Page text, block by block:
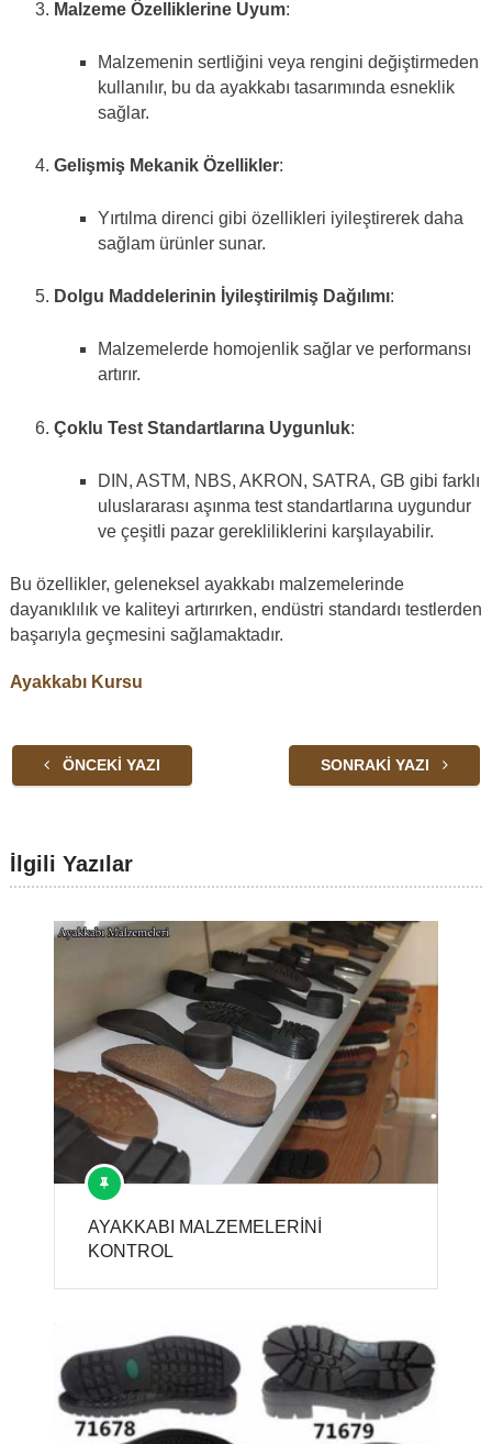
Malzeme Özelliklerine Uyum:
Malzemenin sertliğini veya rengini değiştirmeden
kullanılır, bu da ayakkabı tasarımında esneklik
sağlar.
Gelişmiş Mekanik Özellikler:
Yırtılma direnci gibi özellikleri iyileştirerek daha
sağlam ürünler sunar.
Dolgu Maddelerinin İyileştirilmiş Dağılımı:
Malzemelerde homojenlik sağlar ve performansı
artırır.
Çoklu Test Standartlarına Uygunluk:
DIN, ASTM, NBS, AKRON, SATRA, GB gibi farklı
uluslararası aşınma test standartlarına uygundur
ve çeşitli pazar gerekliliklerini karşılayabilir.
Bu özellikler, geleneksel ayakkabı malzemelerinde
dayanıklılık ve kaliteyi artırırken, endüstri standardı testlerden
başarıyla geçmesini sağlamaktadır.
Ayakkabı Kursu
ÖNCEKI YAZI SONRAKI YAZI
İlgili Yazılar
AYAKKABI MALZEMELERİNİ
KONTROL